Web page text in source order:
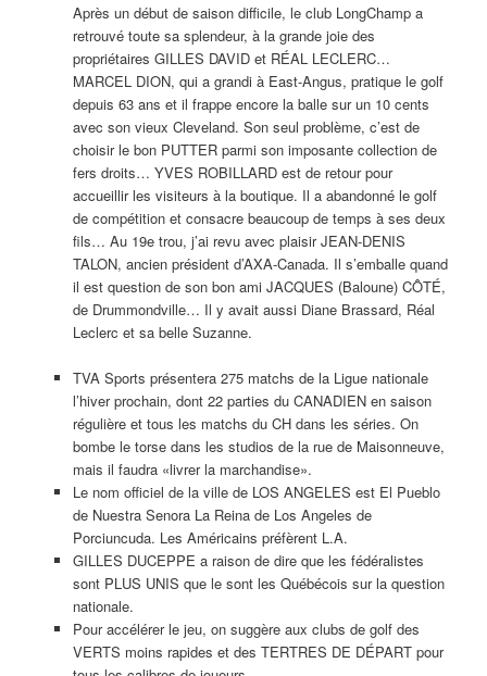
Après un début de saison difficile, le club LongChamp a
retrouvé toute sa splendeur, à la grande joie des
propriétaires GILLES DAVID et RÉAL LECLERC…
MARCEL DION, qui a grandi à East-Angus, pratique le golf
depuis 63 ans et il frappe encore la balle sur un 10 cents
avec son vieux Cleveland. Son seul problème, c’est de
choisir le bon PUTTER parmi son imposante collection de
fers droits… YVES ROBILLARD est de retour pour
accueillir les visiteurs à la boutique. Il a abandonné le golf
de compétition et consacre beaucoup de temps à ses deux
fils… Au 19e trou, j’ai revu avec plaisir JEAN-DENIS
TALON, ancien président d’AXA-Canada. Il s’emballe quand
il est question de son bon ami JACQUES (Baloune) CÔTÉ,
de Drummondville… Il y avait aussi Diane Brassard, Réal
Leclerc et sa belle Suzanne.
TVA Sports présentera 275 matchs de la Ligue nationale
l’hiver prochain, dont 22 parties du CANADIEN en saison
régulière et tous les matchs du CH dans les séries. On
bombe le torse dans les studios de la rue de Maisonneuve,
mais il faudra «livrer la marchandise».
Le nom officiel de la ville de LOS ANGELES est El Pueblo
de Nuestra Senora La Reina de Los Angeles de
Porciuncuda. Les Américains préfèrent L.A.
GILLES DUCEPPE a raison de dire que les fédéralistes
sont PLUS UNIS que le sont les Québécois sur la question
nationale.
Pour accélérer le jeu, on suggère aux clubs de golf des
VERTS moins rapides et des TERTRES DE DÉPART pour